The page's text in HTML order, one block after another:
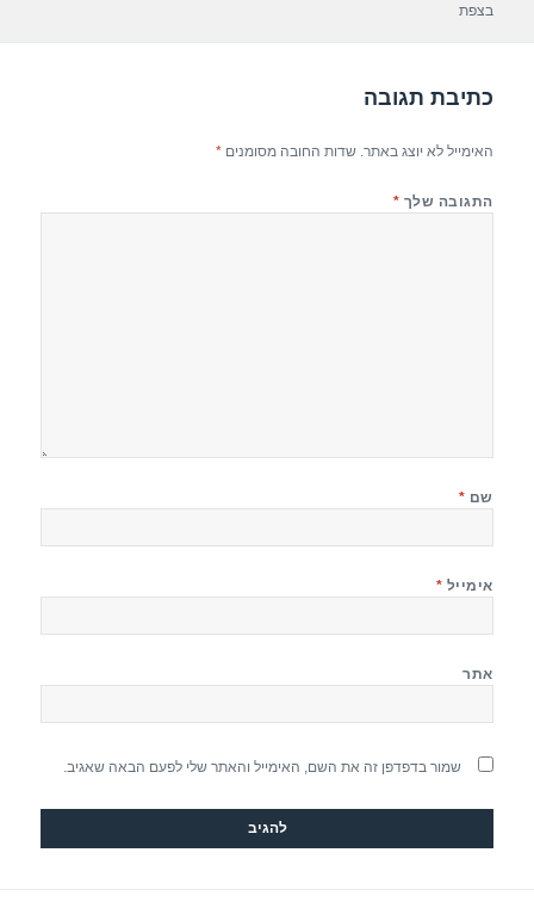
בצפת
כתיבת תגובה
האימייל לא יוצג באתר. שדות החובה מסומנים*
התגובה שלך *
שם *
אימייל *
אתר
שמור בדפדפן זה את השם, האימייל והאתר שלי לפעם הבאה שאגיב.